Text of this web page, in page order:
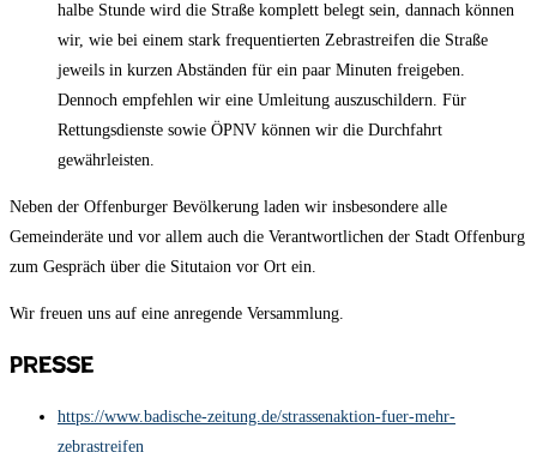
halbe Stunde wird die Straße komplett belegt sein, dannach können
wir, wie bei einem stark frequentierten Zebrastreifen die Straße
jeweils in kurzen Abständen für ein paar Minuten freigeben.
Dennoch empfehlen wir eine Umleitung auszuschildern. Für
Rettungsdienste sowie ÖPNV können wir die Durchfahrt
gewährleisten.
Neben der Offenburger Bevölkerung laden wir insbesondere alle
Gemeinderäte und vor allem auch die Verantwortlichen der Stadt Offenburg
zum Gespräch über die Situtaion vor Ort ein.
Wir freuen uns auf eine anregende Versammlung.
Presse
https://www.badische-zeitung.de/strassenaktion-fuer-mehr-
zebrastreifen